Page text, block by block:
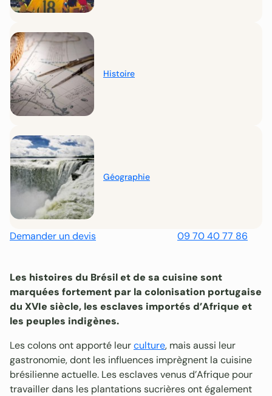
Les histoires du Brésil et de sa cuisine sont
marquées fortement par la colonisation portugaise
du XVIe siècle, les esclaves importés d’Afrique et
les peuples indigènes.
Les colons ont apporté leurculture, mais aussi leur
gastronomie, dont les influences imprègnent la cuisine
brésilienne actuelle. Les esclaves venus d’Afrique pour
travailler dans les plantations sucrières ont également
Histoire
Géographie
Demander un devis 09 70 40 77 86